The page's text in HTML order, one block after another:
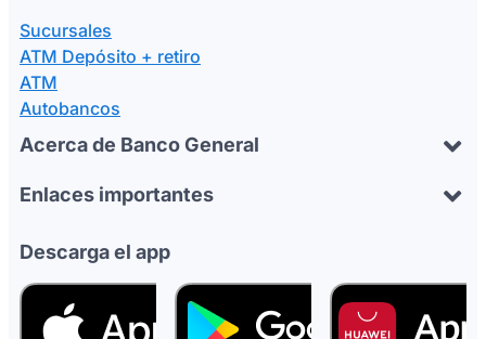
Sucursales
ATM Depósito + retiro
ATM
Autobancos
Acerca de Banco General
Enlaces importantes
Descarga el app